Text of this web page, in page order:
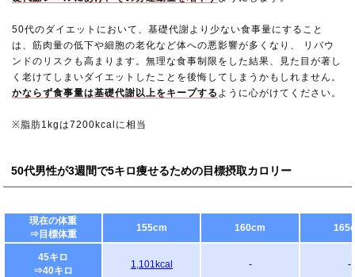
50代のダイエットにおいて、基礎代謝より少ない食事量にすること
は、筋肉量の低下や細胞の老化など体への悪影響が多くなり、 リバウ
ンドのリスクも高まります。無理な食事制限をした結果、見た目が著し
く老けてしまいダイエットしたことを後悔してしまうかもしれません。
かならず食事量は基礎代謝以上をキープする ように心がけてください。
※脂肪1kgは7200kcalに相当
50代男性が3週間で5キロ痩せるための目標摂取カロリー
現在の体重
⇒目標体重
155cm 160cm
45キロ
⇒40キロ
1,101kcal - -